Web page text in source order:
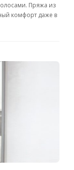
Пряжа из
комфорт даже в